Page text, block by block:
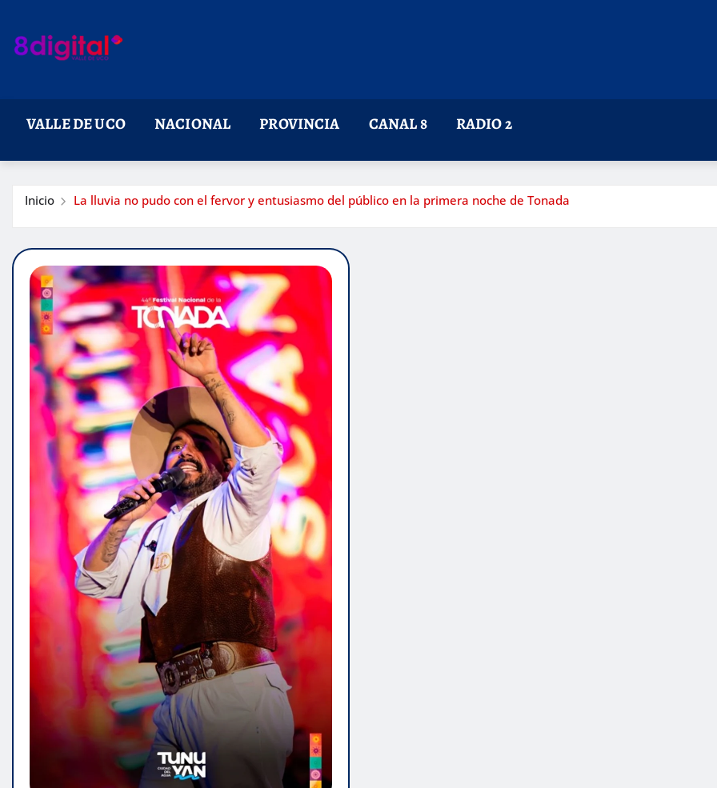
contenido
VALLE DE UCO NACIONAL PROVINCIA CANAL 8 RADIO 2
Inicio La lluvia no pudo con el fervor y entusiasmo del público en la primera noche de Tonada